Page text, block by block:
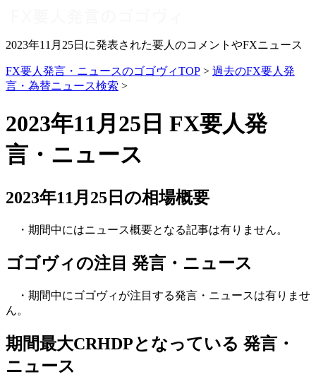
2023年11月25日に発表された要人のコメントやFXニュース
FX要人発言・ニュースのゴゴヴィTOP > 過去のFX要人発
言・為替ニュース検索 >
2023年11月25日 FX要人発
言・ニュース
2023年11月25日の相場概要
・期間中にはニュース概要となる記事は有りません。
ゴゴヴィの注目 発言・ニュース
・期間中にゴゴヴィが注目する発言・ニュースは有りませ
ん。
期間最大CRHDPとなっている 発言・
ニュース